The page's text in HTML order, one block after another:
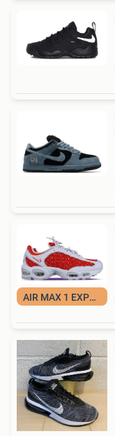
AIR MAX 1 EXPERT